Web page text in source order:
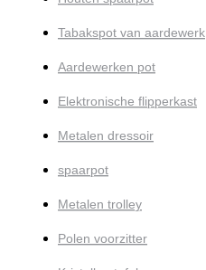
Tabakspot van aardewerk
Aardewerken pot
Elektronische flipperkast
Metalen dressoir
spaarpot
Metalen trolley
Polen voorzitter